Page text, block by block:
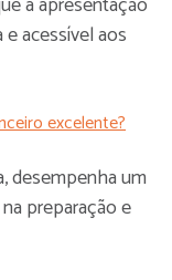
acessível aos
excelente?
desempenha um
preparação e